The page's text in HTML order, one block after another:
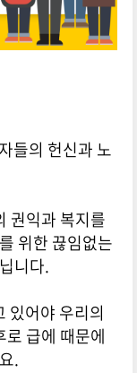
들의 헌신과 노
권익과 복지를
위한 끊임없는
니다.
있어야 우리의
급에 때문에
.